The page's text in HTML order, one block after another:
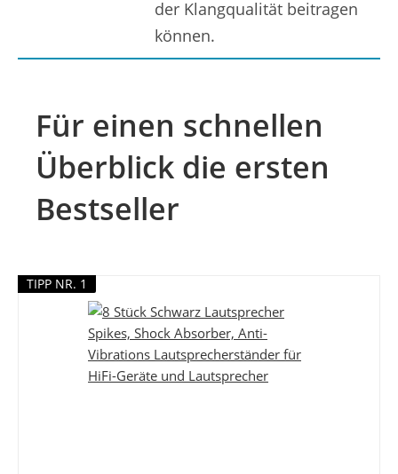
der Klangqualität beitragen
können.
Für einen schnellen
Überblick die ersten
Bestseller
TIPP NR. 1